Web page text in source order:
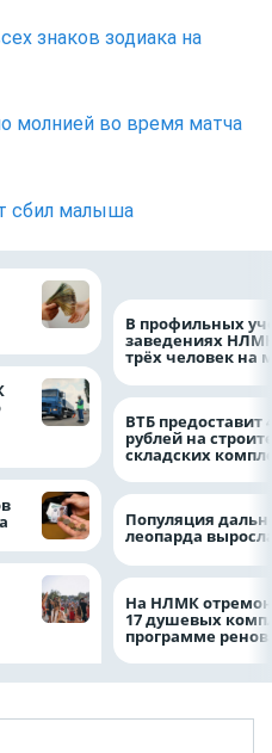
знаков зодиака на
молнией во время матча
сбил малыша
В профильных
заведениях
трёх человек на
ВТБ предоставит
рублей на
складских
Популяция
леопарда
На НЛМК
17 душевых
программе